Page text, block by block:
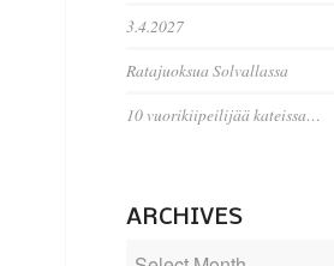
3.4.2027
Ratajuoksua Solvallassa
10 vuorikiipeilijää kateissa…
ARCHIVES